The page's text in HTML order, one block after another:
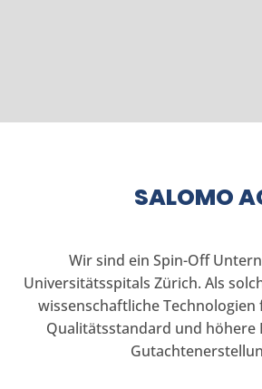
SALOMO
Wir sind ein Spin-Off
Universitätsspitals Zürich. Als
wissenschaftliche Technologien
Qualitätsstandard und höhere